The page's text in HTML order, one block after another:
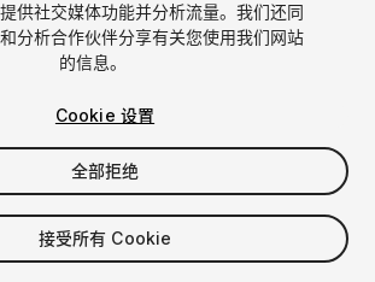
供社交媒体功能并分析流量。我们还同
分析合作伙伴分享有关您使用我们网站
的信息。
Cookie 设置
全部拒绝
接受所有 Cookie